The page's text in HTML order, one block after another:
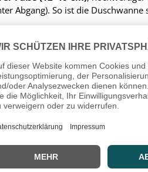
Abgang). So ist die
Farbvarianten zur Verfügung.
Wahl ist